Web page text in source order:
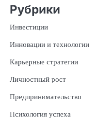
Рубрики
Инвестиции
Инновации и технологии
Карьерные стратегии
Личностный рост
Предпринимательство
Психология успеха